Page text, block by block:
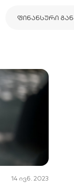
ᲤᲘᲜᲐᲜᲡᲣᲠᲘ
14 ივნ. 2023